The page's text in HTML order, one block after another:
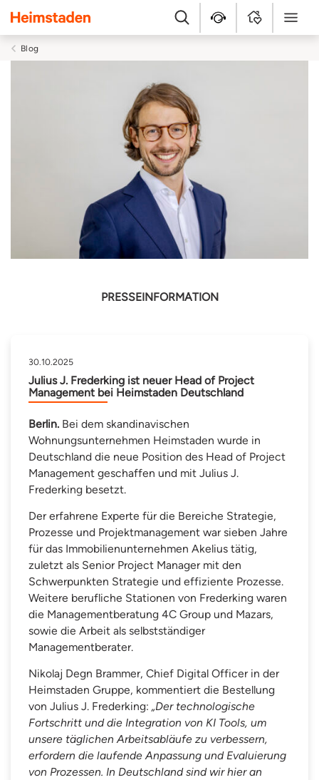
Heimstaden
Suche Kundenservice
MyHomeMenü
Blog
PRESSEINFORMATION
30.10.2025
Julius J. Frederking ist neuer Head of Project
Management bei Heimstaden Deutschland
Berlin. Bei dem skandinavischen
Wohnungsunternehmen Heimstaden wurde in
Deutschland die neue Position des Head of Project
Management geschaffen und mit Julius J.
Frederking besetzt.
Der erfahrene Experte für die Bereiche Strategie,
Prozesse und Projektmanagement war sieben Jahre
für das Immobilienunternehmen Akelius tätig,
zuletzt als Senior Project Manager mit den
Schwerpunkten Strategie und effiziente Prozesse.
Weitere berufliche Stationen von Frederking waren
die Managementberatung 4C Group und Mazars,
sowie die Arbeit als selbstständiger
Managementberater.
Nikolaj Degn Brammer, Chief Digital Officer in der
Heimstaden Gruppe, kommentiert die Bestellung
von Julius J. Frederking:„Der technologische
Fortschritt und die Integration von KI Tools, um
unsere täglichen Arbeitsabläufe zu verbessern,
erfordern die laufende Anpassung und Evaluierung
von Prozessen. In Deutschland sind wir hier an